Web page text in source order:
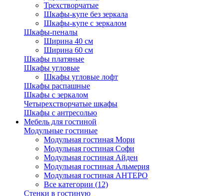
Трехстворчатые
Шкафы-купе без зеркала
Шкафы-купе с зеркалом
Шкафы-пеналы
Ширина 40 см
Ширина 60 см
Шкафы платяные
Шкафы угловые
Шкафы угловые лофт
Шкафы распашные
Шкафы с зеркалом
Четырехстворчатые шкафы
Шкафы с антресолью
Мебель для гостиной
Модульные гостиные
Модульная гостиная Мори
Модульная гостиная Софи
Модульная гостиная Айден
Модульная гостиная Альмерия
Модульная гостиная АНТЕРО
Все категории (12)
Стенки в гостиную